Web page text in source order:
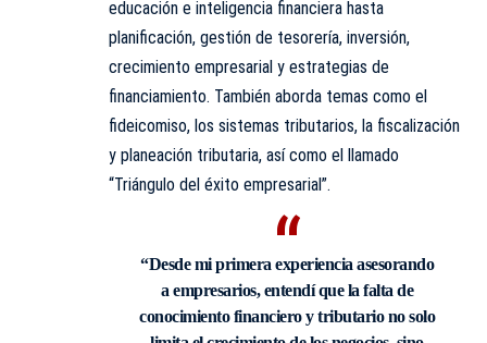
educación e inteligencia financiera hasta
planificación, gestión de tesorería, inversión,
crecimiento empresarial y estrategias de
financiamiento. También aborda temas como el
fideicomiso, los sistemas tributarios, la fiscalización
y planeación tributaria, así como el llamado
“Triángulo del éxito empresarial”.
“Desde mi primera experiencia asesorando
a empresarios, entendí que la falta de
conocimiento financiero y tributario no solo